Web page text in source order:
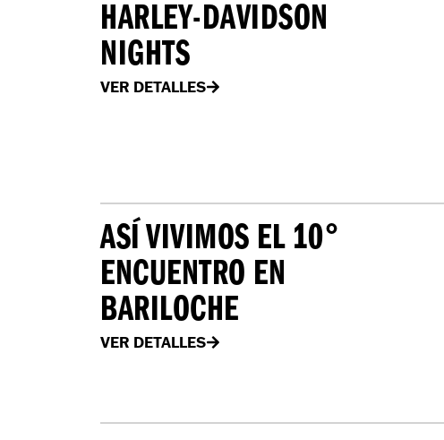
HARLEY-DAVIDSON
NIGHTS
VER DETALLES
ASÍ VIVIMOS EL 10°
ENCUENTRO EN
BARILOCHE
VER DETALLES